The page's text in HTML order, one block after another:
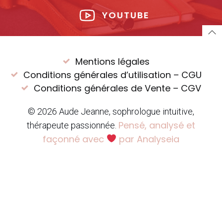
YOUTUBE
Mentions légales
Conditions générales d’utilisation – CGU
Conditions générales de Vente – CGV
© 2026 Aude Jeanne, sophrologue intuitive,
thérapeute passionnée. Pensé, analysé et
façonné avec
par Analyseia